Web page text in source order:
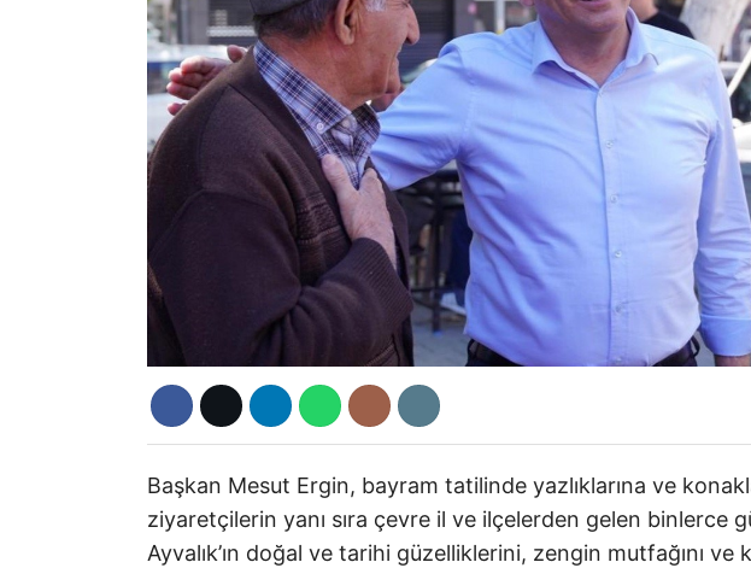
Başkan Mesut Ergin, bayram tatilinde yazlıklarına ve
ziyaretçilerin yanı sıra çevre il ve ilçelerden gelen binlerce
Ayvalık’ın doğal ve tarihi güzelliklerini, zengin mutfağını ve